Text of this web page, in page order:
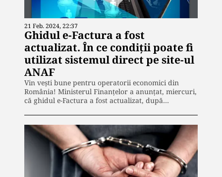
21 Feb. 2024, 22:37
Ghidul e-Factura a fost
actualizat. În ce condiții poate fi
utilizat sistemul direct pe site-ul
ANAF
Vin vești bune pentru operatorii economici din
România! Ministerul Finanţelor a anunțat, miercuri,
că ghidul e-Factura a fost actualizat, după…